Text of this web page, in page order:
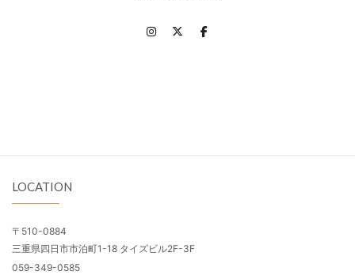
LOCATION
〒510-0884
三重県四日市市泊町1-18 タイズビル2F-3F
059-349-0585